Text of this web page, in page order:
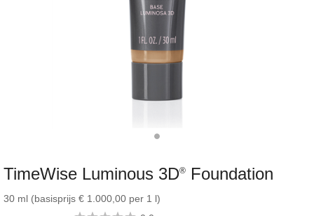
TimeWise Luminous 3D® Foundation
30 ml (basisprijs € 1.000,00 per 1 l)